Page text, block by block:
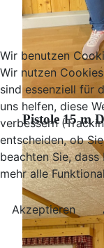
Pistole 15 m
Wir benutzen
Wir nutzen
sind essenziell für
uns helfen, diese
verbessern
entscheiden, ob
beachten Sie,
mehr alle
Akzeptieren